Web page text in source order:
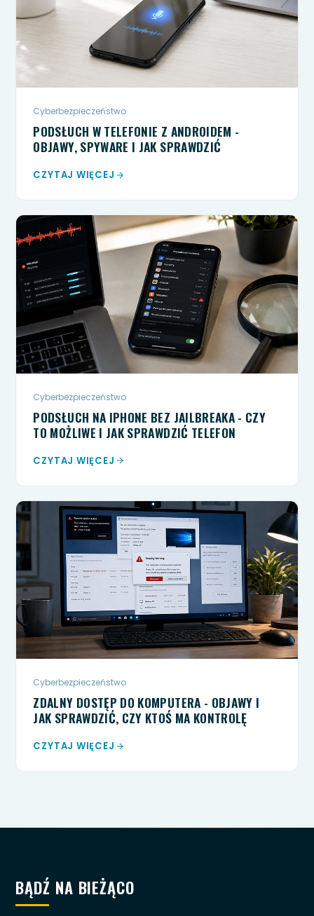
Cyberbezpieczeństwo
PODSŁUCH W TELEFONIE Z ANDROIDEM -
OBJAWY, SPYWARE I JAK SPRAWDZIĆ
CZYTAJ WIĘCEJ
Cyberbezpieczeństwo
PODSŁUCH NA IPHONE BEZ JAILBREAKA - CZY
TO MOŻLIWE I JAK SPRAWDZIĆ TELEFON
CZYTAJ WIĘCEJ
Cyberbezpieczeństwo
ZDALNY DOSTĘP DO KOMPUTERA - OBJAWY I
JAK SPRAWDZIĆ, CZY KTOŚ MA KONTROLĘ
CZYTAJ WIĘCEJ
BĄDŹ NA BIEŻĄCO